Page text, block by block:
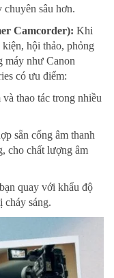
sâu hơn.
Camcorder): Khi
hội thảo, phỏng
máy như Canon
có ưu điểm:
thao tác trong nhiều
sẵn cổng âm thanh
cho chất lượng âm
quay với khẩu độ
cháy sáng.